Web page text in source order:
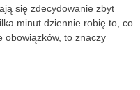
się zdecydowanie zbyt
minut dziennie robię to, co
obowiązków, to znaczy